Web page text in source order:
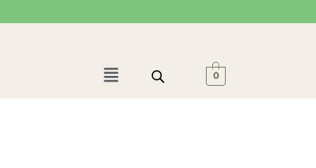
para
Menu 0